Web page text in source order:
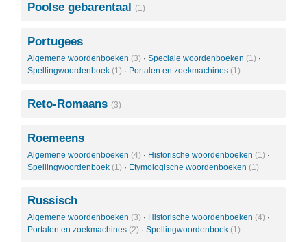
Poolse gebarentaal (1)
Portugees
Algemene woordenboeken (3) · Speciale woordenboeken (1) ·
Spellingwoordenboek (1) · Portalen en zoekmachines (1)
Reto-Romaans (3)
Roemeens
Algemene woordenboeken (4) · Historische woordenboeken (1) ·
Spellingwoordenboek (1) · Etymologische woordenboeken (1)
Russisch
Algemene woordenboeken (3) · Historische woordenboeken (4) ·
Portalen en zoekmachines (2) · Spellingwoordenboek (1)